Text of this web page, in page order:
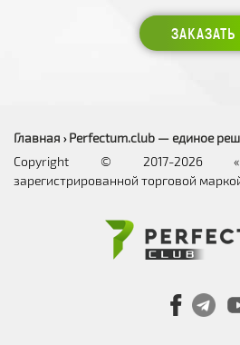
ЗАКАЗАТЬ
Главная › Perfectum.club — единое
Copyright © 2017-2026
зарегистрированной торговой